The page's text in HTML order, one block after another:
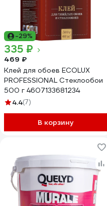
-29%
335 ₽
469 ₽
Клей для обоев ECOLUX
PROFESSIONAL Стеклообои
500 г 4607133681234
4.4(7)
В корзину